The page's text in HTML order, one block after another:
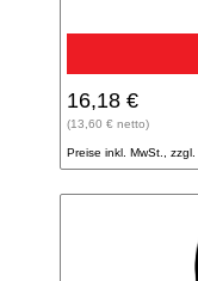
16,18 €
(13,60 € netto)
Preise inkl. MwSt., zzgl.